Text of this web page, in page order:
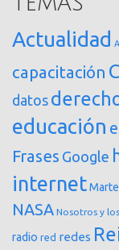
Actualidad
capacitación
datos
educación
Frases Google
internetMarte
NASA Nosotros y
radio red redes